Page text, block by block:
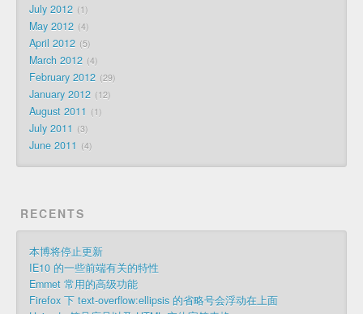
July 2012 1
May 2012 4
April 2012 5
March 2012 4
February 2012 29
January 2012 12
August 2011 1
July 2011 3
June 2011 4
RECENTS
本博将停止更新
IE10 的一些前端有关的特性
Emmet 常用的高级功能
Firefox 下 text-overflow:ellipsis 的省略号会浮动在上面